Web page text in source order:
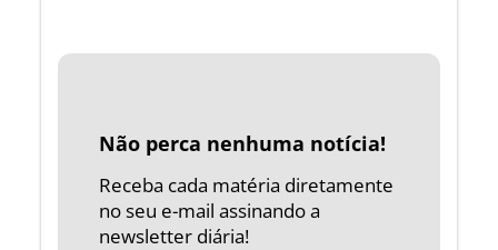
Não perca nenhuma notícia!
Receba cada matéria diretamente
no seu e-mail assinando a
newsletter diária!